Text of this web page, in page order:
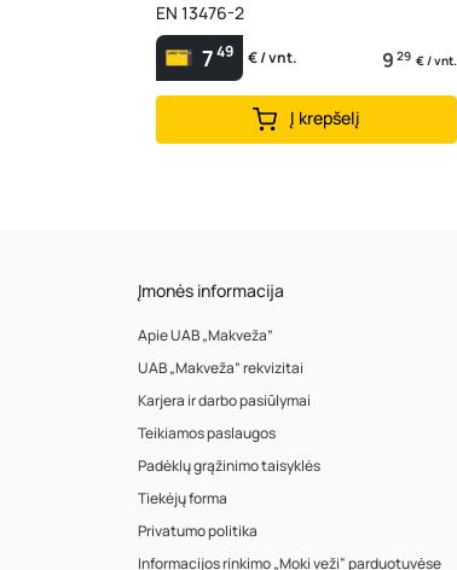
EN 13476-2
749 € / vnt. 9 29 € / vnt.
Į krepšelį
Įmonės informacija
Apie UAB „Makveža”
UAB „Makveža” rekvizitai
Karjera ir darbo pasiūlymai
Teikiamos paslaugos
Padėklų grąžinimo taisyklės
Tiekėjų forma
Privatumo politika
Informacijos rinkimo „Moki veži“ parduotuvėse